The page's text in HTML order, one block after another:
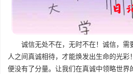
诚信无处不在，无时不在！诚信，需
人之间真诚相待，才能焕发出生命的光
便没有了分量。让我们在真诚中领略世界